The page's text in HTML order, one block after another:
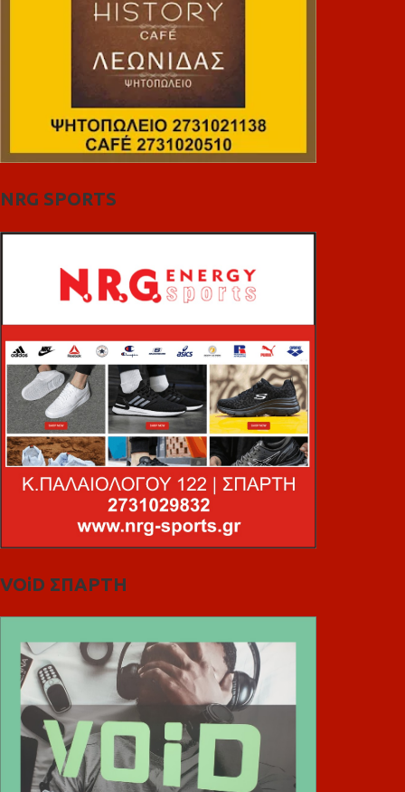
NRG SPORTS
VOiD ΣΠΑΡΤΗ